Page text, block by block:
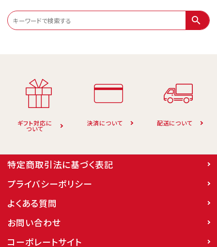
search
ギフト対応に
ついて
決済について 配送について
特定商取引法に基づく表記
プライバシーポリシー
よくある質問
お問い合わせ
コーポレートサイト